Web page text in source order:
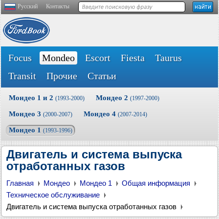
Русский Контакты
Focus Mondeo Escort Fiesta
Taurus
Transit
Прочие Статьи
Мондео 1 и 2 (1993-2000) Мондео 2 (1997-2000)
Мондео 3 (2000-2007) Мондео 4 (2007-2014)
Мондео 1 (1993-1996)
Двигатель и система выпуска
отработанных газов
Главная Мондео Мондео 1
Общая информация
Техническое обслуживание
Двигатель и система выпуска отработанных газов